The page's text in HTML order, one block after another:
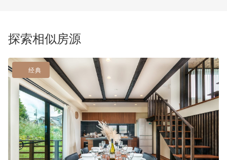
探索相似房源
经典